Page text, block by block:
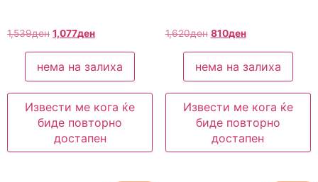
1,539ден 1,077ден
нема на залиха
Извести ме кога ќе
биде повторно
достапен
1,620ден 810ден
нема на залиха
Извести ме кога ќе
биде повторно
достапен